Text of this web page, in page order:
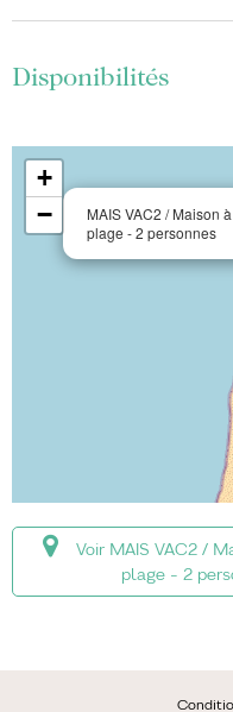
Disponibilités
MAIS VAC2 / Maison
plage - 2 personnes
+
−
Voir MAIS VAC2 /
plage - 2